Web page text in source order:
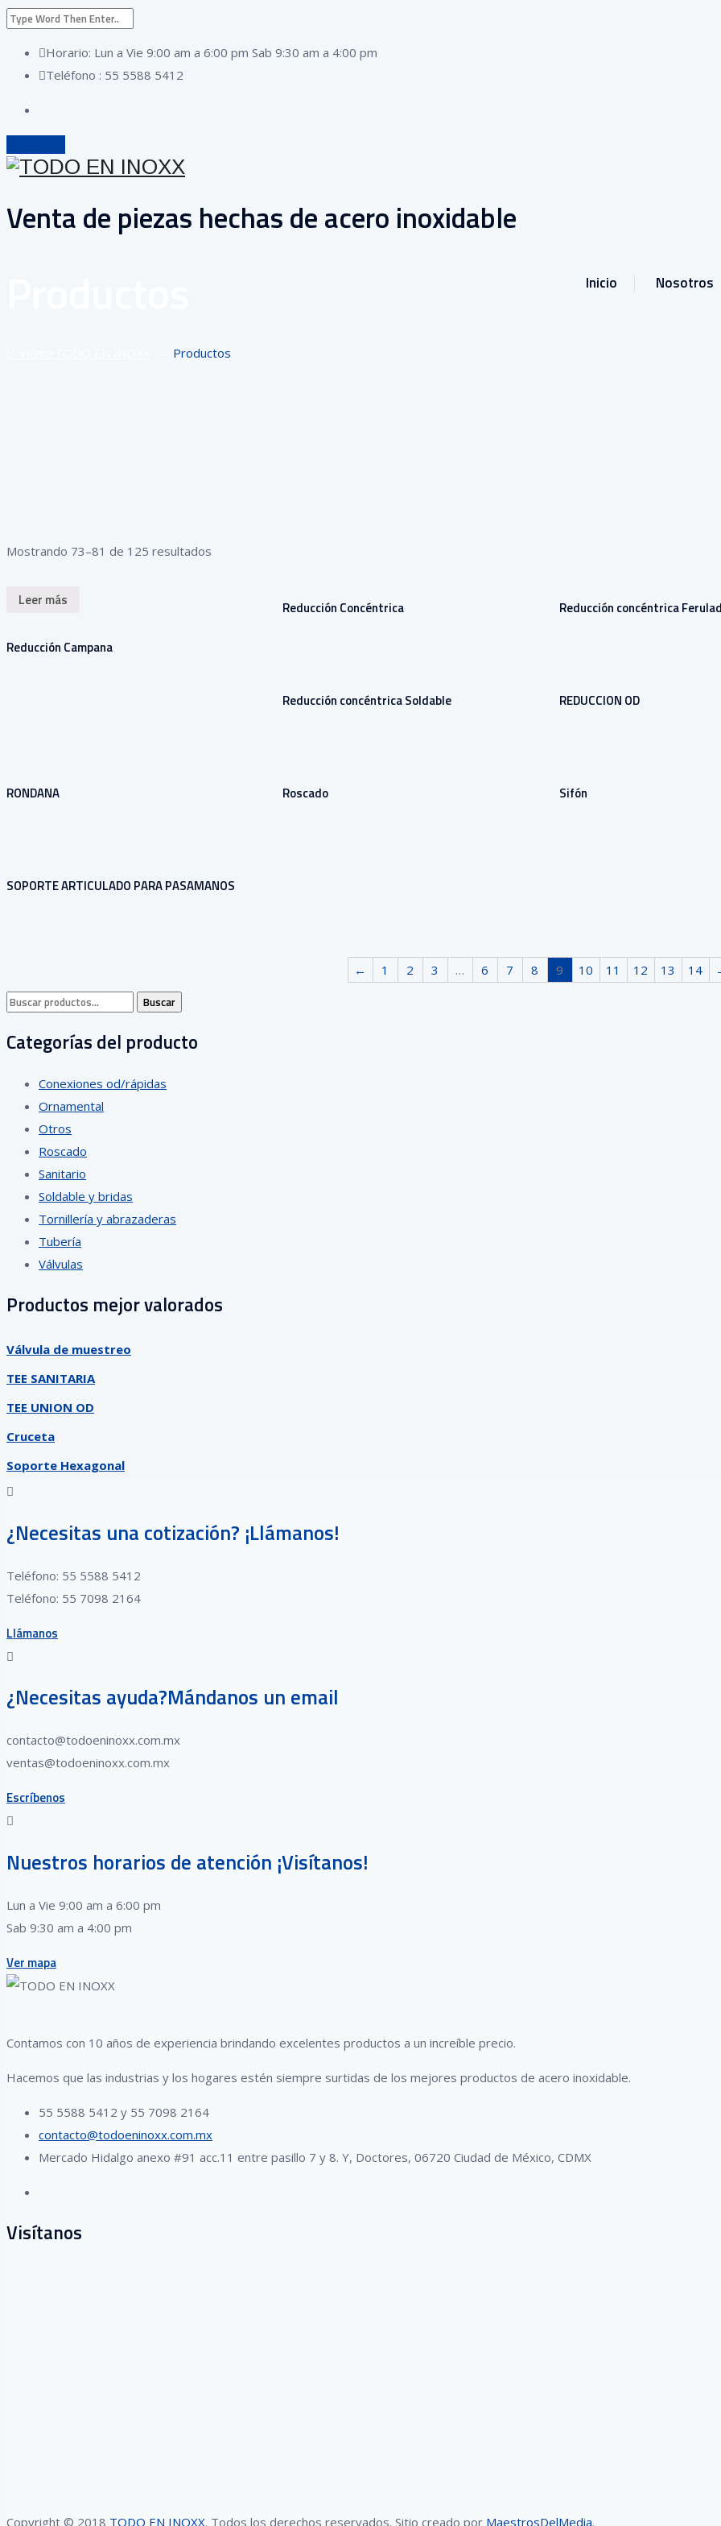
Horario: Lun a Vie 9:00 am a 6:00 pm Sab 9:30 am a 4:00 pm
Teléfono : 55 5588 5412
Venta de piezas hechas de acero inoxidable
Inicio Nosotros
Productos
Mostrando 73–81 de 125 resultados
Leer más
Reducción Campana
Reducción Concéntrica Reducción concéntrica
Reducción concéntrica Soldable REDUCCION OD
RONDANA Roscado Sifón
SOPORTE ARTICULADO PARA PASAMANOS
← 1 2 3 … 6 7 8 9 10 11 12 13 14
Buscar
Buscar
Categorías del producto
Conexiones od/rápidas
Ornamental
Otros
Roscado
Sanitario
Soldable y bridas
Tornillería y abrazaderas
Tubería
Válvulas
Productos mejor valorados
Válvula de muestreo
TEE SANITARIA
TEE UNION OD
Cruceta
Soporte Hexagonal
¿Necesitas una cotización? ¡Llámanos!
Teléfono: 55 5588 5412
Teléfono: 55 7098 2164
Llámanos
¿Necesitas ayuda?Mándanos un email
contacto@todoeninoxx.com.mx
ventas@todoeninoxx.com.mx
Escríbenos
Nuestros horarios de atención ¡Visítanos!
Lun a Vie 9:00 am a 6:00 pm
Sab 9:30 am a 4:00 pm
Ver mapa
Contamos con 10 años de experiencia brindando excelentes productos a un increíble precio.
Hacemos que las industrias y los hogares estén siempre surtidas de los mejores productos de acero inoxidable.
55 5588 5412 y 55 7098 2164
contacto@todoeninoxx.com.mx
Mercado Hidalgo anexo #91 acc.11 entre pasillo 7 y 8. Y, Doctores, 06720 Ciudad de México, CDMX
Visítanos
Copyright © 2018 TODO EN INOXX. Todos los derechos reservados. Sitio creado por MaestrosDelMedia.